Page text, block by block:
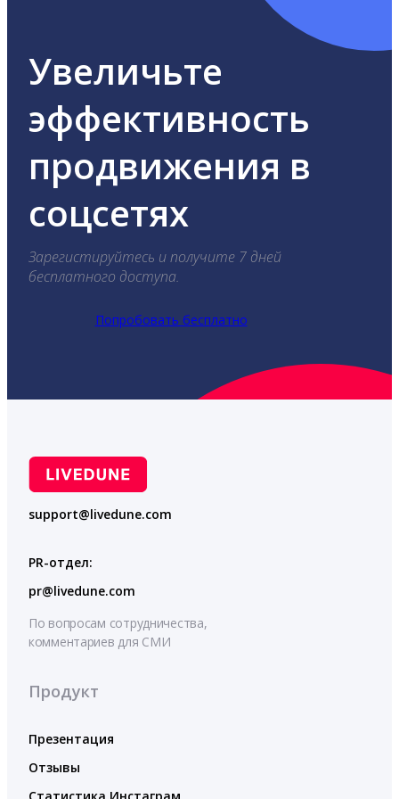
Увеличьте
эффективность
продвижения в
соцсетях
Зарегистируйтесь и получите 7 дней
бесплатного доступа.
Попробовать бесплатно
support@livedune.com
PR-отдел:
pr@livedune.com
По вопросам сотрудничества,
комментариев для СМИ
Продукт
Презентация
Отзывы